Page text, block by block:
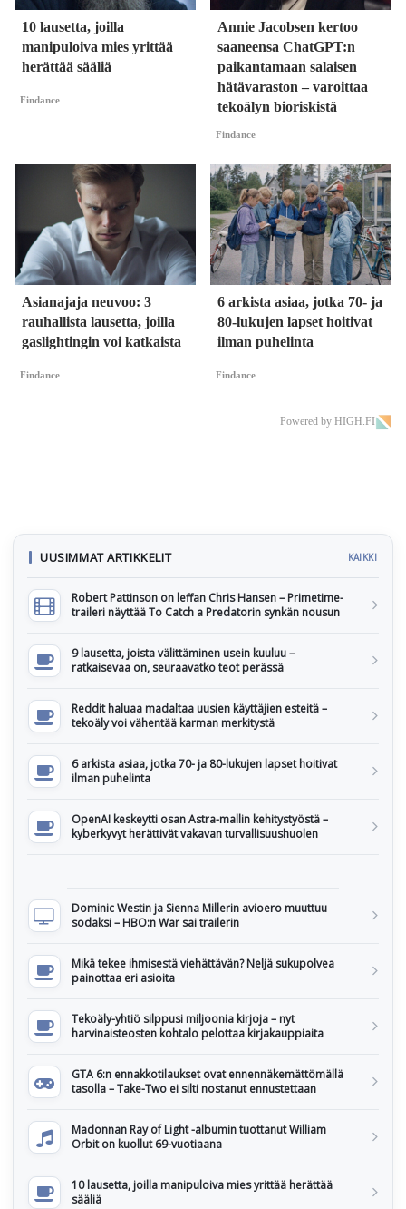
10 lausetta, joilla
manipuloiva mies yrittää
herättää sääliä
Findance
Annie Jacobsen kertoo
saaneensa ChatGPT:n
paikantamaan salaisen
hätävaraston – varoittaa
tekoälyn bioriskistä
Findance
Asianajaja neuvoo: 3
rauhallista lausetta, joilla
gaslightingin voi katkaista
Findance
6 arkista asiaa, jotka 70- ja
80-lukujen lapset hoitivat
ilman puhelinta
Findance
Powered by HIGH.FI
UUSIMMAT ARTIKKELIT KAIKKI
Robert Pattinson on leffan Chris Hansen – Primetime-
traileri näyttää To Catch a Predatorin synkän nousun
9 lausetta, joista välittäminen usein kuuluu –
ratkaisevaa on, seuraavatko teot perässä
Reddit haluaa madaltaa uusien käyttäjien esteitä –
tekoäly voi vähentää karman merkitystä
6 arkista asiaa, jotka 70- ja 80-lukujen lapset hoitivat
ilman puhelinta
OpenAI keskeytti osan Astra-mallin kehitystyöstä –
kyberkyvyt herättivät vakavan turvallisuushuolen
Dominic Westin ja Sienna Millerin avioero muuttuu
sodaksi – HBO:n War sai trailerin
Mikä tekee ihmisestä viehättävän? Neljä sukupolvea
painottaa eri asioita
Tekoäly-yhtiö silppusi miljoonia kirjoja – nyt
harvinaisteosten kohtalo pelottaa kirjakauppiaita
GTA 6:n ennakkotilaukset ovat ennennäkemättömällä
tasolla – Take-Two ei silti nostanut ennustettaan
Madonnan Ray of Light -albumin tuottanut William
Orbit on kuollut 69-vuotiaana
10 lausetta, joilla manipuloiva mies yrittää herättää
sääliä